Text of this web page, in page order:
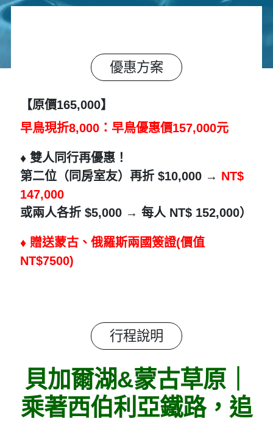
優惠方案
【原價165,000】
早鳥現折8,000：早鳥優惠價157,000元
♦️ 雙人同行再優惠！
第二位（同房室友）再折 $10,000 → NT$
147,000
或兩人各折 $5,000 → 每人 NT$ 152,000）
♦️ 贈送蒙古、俄羅斯兩國簽證(價值
NT$7500)
行程說明
貝加爾湖&蒙古草原｜
乘著西伯利亞鐵路，追